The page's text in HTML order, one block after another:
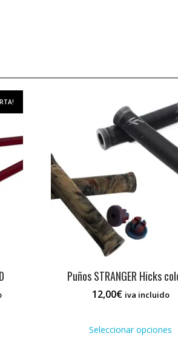
Puños STRANGER Hicks
12,00€ iva incluido
Seleccionar opciones